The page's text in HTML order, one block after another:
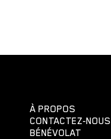
À PROPOS
CONTACTEZ-NOUS
BÉNÉVOLAT